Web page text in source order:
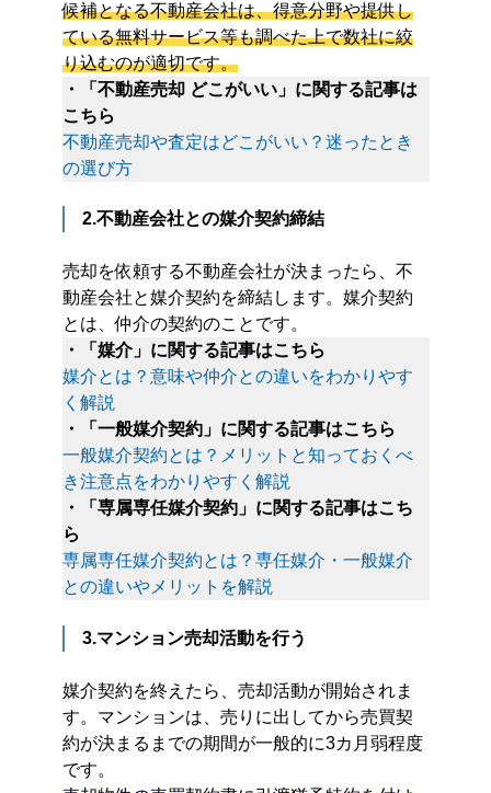
候補となる不動産会社は、得意分野や提供し
ている無料サービス等も調べた上で数社に絞
り込むのが適切です。
・「不動産売却 どこがいい」に関する記事は
こちら
不動産売却や査定はどこがいい？迷ったとき
の選び方
2.不動産会社との媒介契約締結
売却を依頼する不動産会社が決まったら、不
動産会社と媒介契約を締結します。媒介契約
とは、仲介の契約のことです。
・「媒介」に関する記事はこちら
媒介とは？意味や仲介との違いをわかりやす
く解説
・「一般媒介契約」に関する記事はこちら
一般媒介契約とは？メリットと知っておくべ
き注意点をわかりやすく解説
・「専属専任媒介契約」に関する記事はこち
ら
専属専任媒介契約とは？専任媒介・一般媒介
との違いやメリットを解説
3.マンション売却活動を行う
媒介契約を終えたら、売却活動が開始されま
す。マンションは、売りに出してから売買契
約が決まるまでの期間が一般的に3カ月弱程度
です。